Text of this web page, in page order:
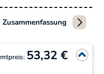
Zusammenfassung
53,32 €